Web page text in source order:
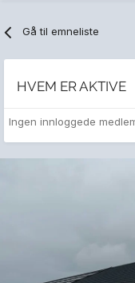
Gå til emneliste
HVEM ER AKTIVE
Ingen innloggede